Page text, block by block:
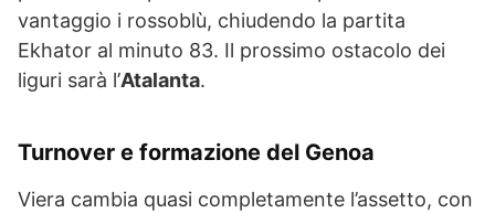
vantaggio i rossoblù, chiudendo la partita
Ekhator al minuto 83. Il prossimo ostacolo dei
liguri sarà l’Atalanta.
Turnover e formazione del Genoa
Viera cambia quasi completamente l’assetto, con